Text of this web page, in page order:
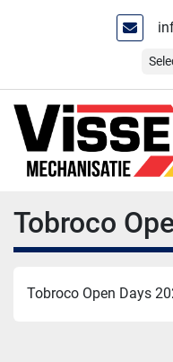
Tobroco
Tobroco Open Days